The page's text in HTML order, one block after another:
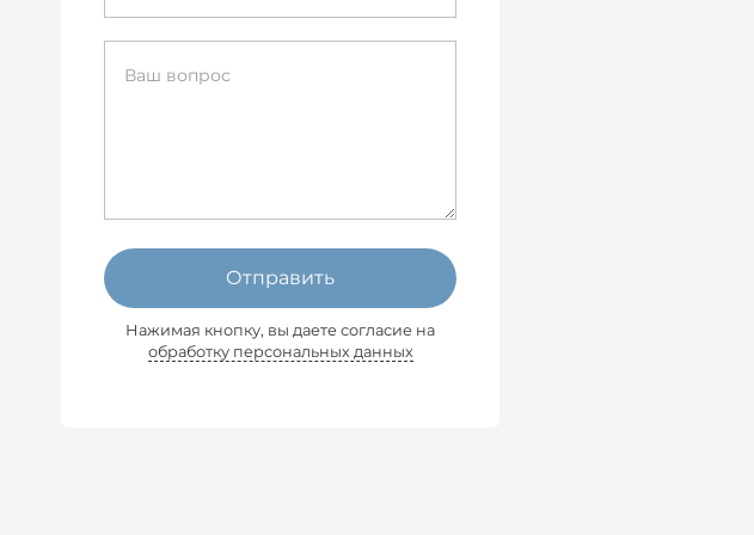
Отправить
Нажимая кнопку, вы даете согласие на
обработку персональных данных